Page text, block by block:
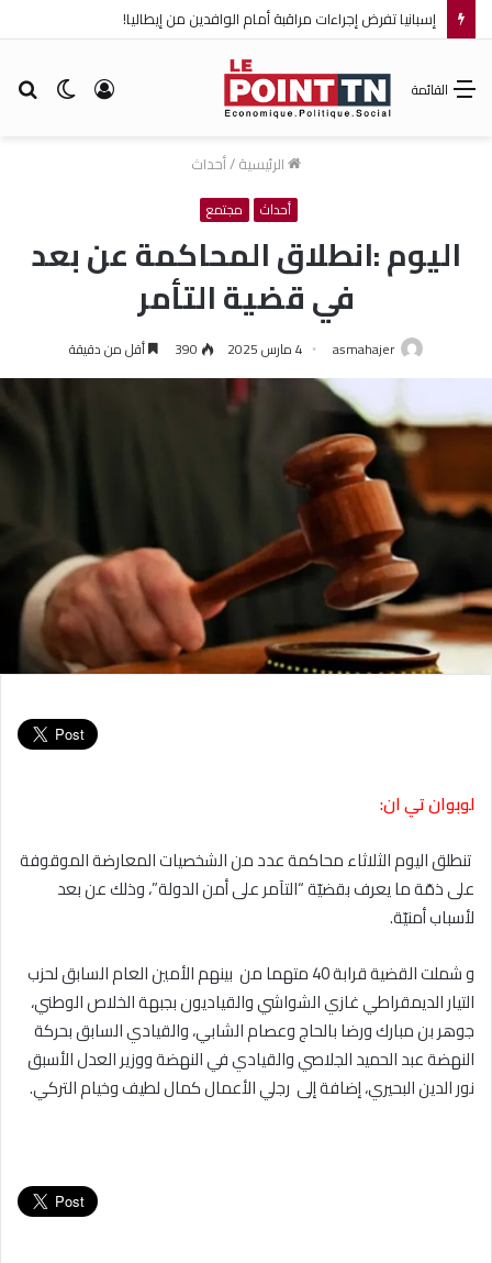
إسبانيا تفرض إجراءات مراقبة أمام الوافدين من إيطاليا!
الوضع تسجيل
القائمة
الرئيسية/أحداث
أحداث مجتمع
اليوم :انطلاق المحاكمة عن بعد
في قضية التأمر
asmahajer 4 مارس 2025 390 أقل من دقيقة
لوبوان تي ان:
تنطلق اليوم الثلاثاء محاكمة عدد من الشخصيات المعارضة الموقوفة
على ذمّة ما يعرف بقضيّة “التآمر على أمن الدولة”، وذلك عن بعد
لأسباب أمنيّة.
و شملت القضية قرابة 40 متهما من بينهم الأمين العام السابق لحزب
التيار الديمقراطي غازي الشواشي والقياديون بجبهة الخلاص الوطني،
جوهر بن مبارك ورضا بالحاج وعصام الشابي، والقيادي السابق بحركة
النهضة عبد الحميد الجلاصي والقيادي في النهضة ووزير العدل الأسبق
نور الدين البحيري، إضافة إلى رجلي الأعمال كمال لطيف وخيام التركي.